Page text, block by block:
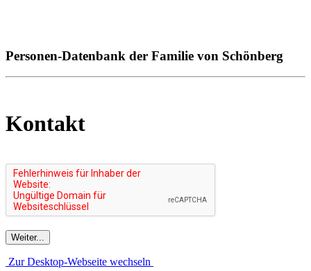
Personen-Datenbank der Familie von Schönberg
Kontakt
Zur Desktop-Webseite wechseln